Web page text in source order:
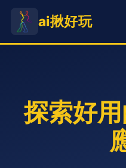
ai揪好玩
探索好